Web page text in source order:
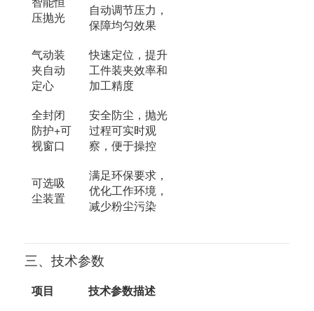
压抛光
自动调节压力，
保障均匀效果
气动装
夹自动
定心
快速定位，提升
工件装夹效率和
加工精度
全封闭
防护+可
视窗口
安全防尘，抛光
过程可实时观
察，便于操控
可选吸
尘装置
满足环保要求，
优化工作环境，
减少粉尘污染
三、技术参数
项目
技术参数描述